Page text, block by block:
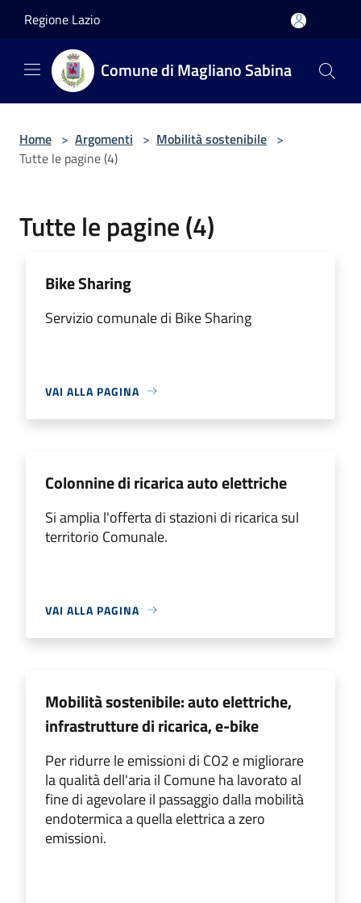
Regione Lazio
Comune di Magliano Sabina
Home > Argomenti > Mobilità sostenibile >
Tutte le pagine (4)
Tutte le pagine (4)
Bike Sharing
Servizio comunale di Bike Sharing
VAI ALLA PAGINA
Colonnine di ricarica auto elettriche
Si amplia l'offerta di stazioni di ricarica sul
territorio Comunale.
VAI ALLA PAGINA
Mobilità sostenibile: auto elettriche,
infrastrutture di ricarica, e-bike
Per ridurre le emissioni di CO2 e migliorare
la qualità dell'aria il Comune ha lavorato al
fine di agevolare il passaggio dalla mobilità
endotermica a quella elettrica a zero
emissioni.